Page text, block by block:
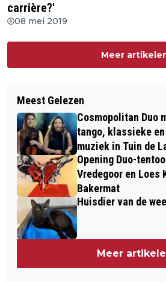
carrière?'
08 mei 2019
Meer
Meest Gelezen
Cosmopolitan Duo
tango, klassieke
muziek in Tuin de
Opening Duo-
Vredegoor en Loes
Bakermat
Huisdier van de
Meer